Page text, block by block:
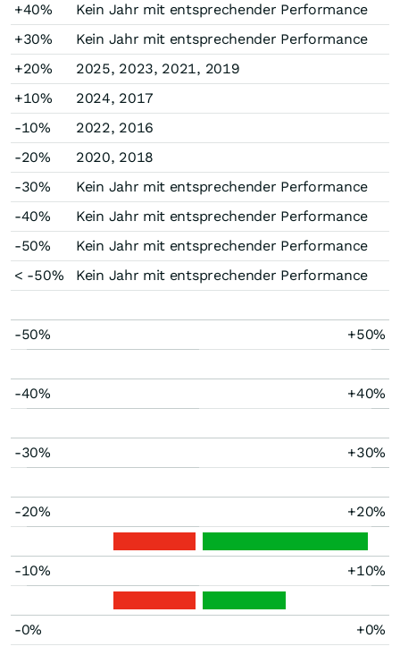
+40%
Kein Jahr mit entsprechender Performance
+30%
Kein Jahr mit entsprechender Performance
+20%
2025, 2023, 2021, 2019
+10%
2024, 2017
-10%
2022, 2016
-20%
2020, 2018
-30%
Kein Jahr mit entsprechender Performance
-40%
Kein Jahr mit entsprechender Performance
-50%
Kein Jahr mit entsprechender Performance
< -50%
Kein Jahr mit entsprechender Performance
-50% +50%
-40% +40%
-30% +30%
-20% +20%
-10% +10%
-0% +0%